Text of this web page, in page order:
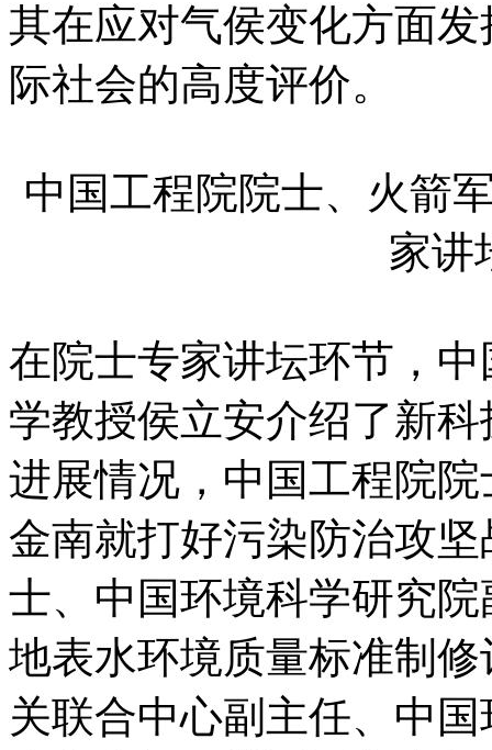
其在应对气侯变化方面
际社会的高度评价。
中国工程院院士、火箭
家讲
在院士专家讲坛环节，
学教授侯立安介绍了新
进展情况，中国工程院
金南就打好污染防治攻
士、中国环境科学研究
地表水环境质量标准制
关联合中心副主任、中